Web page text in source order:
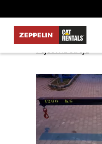
Půjčovna strojů >